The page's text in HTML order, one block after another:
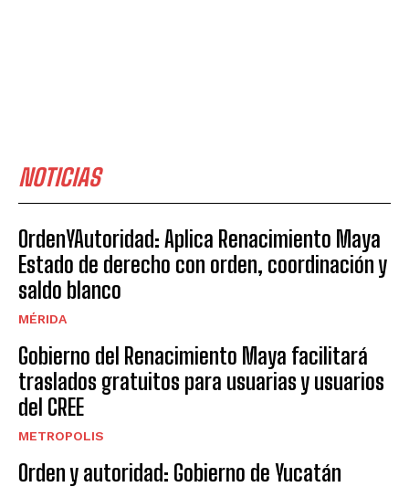
NOTICIAS
OrdenYAutoridad: Aplica Renacimiento Maya
Estado de derecho con orden, coordinación y
saldo blanco
MÉRIDA
Gobierno del Renacimiento Maya facilitará
traslados gratuitos para usuarias y usuarios
del CREE
METROPOLIS
Orden y autoridad: Gobierno de Yucatán